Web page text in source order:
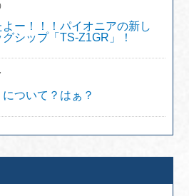
ー！！！パイオニアの新し
シップ「TS-Z1GR」！
について？はぁ？